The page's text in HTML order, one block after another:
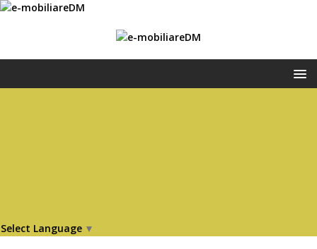
Select Language ▼